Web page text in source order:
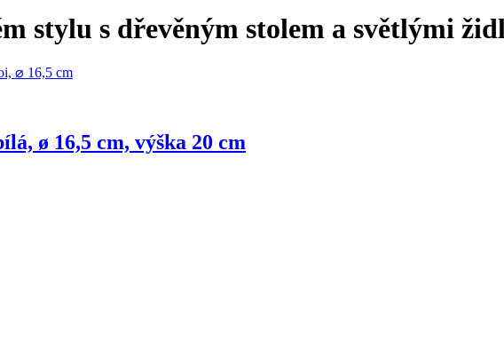
stylu s dřevěným stolem a světlými
ø 16,5 cm, výška 20 cm